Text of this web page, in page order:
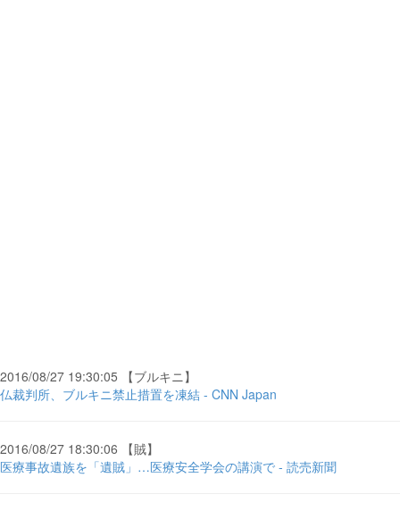
2016/08/27 19:30:05 【ブルキニ】
仏裁判所、ブルキニ禁止措置を凍結 - CNN Japan
2016/08/27 18:30:06 【賊】
医療事故遺族を「遺賊」…医療安全学会の講演で - 読売新聞